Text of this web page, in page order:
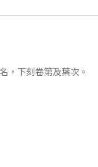
，下刻卷第及葉次。